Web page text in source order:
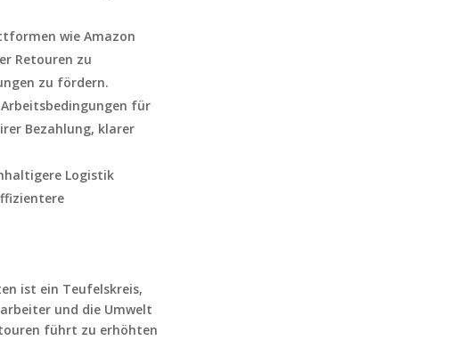
wie Amazon
Retouren zu
zu fördern.
Arbeitsbedingungen für
Bezahlung, klarer
Logistik
ist ein Teufelskreis,
und die Umwelt
führt zu erhöhten